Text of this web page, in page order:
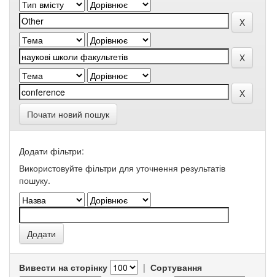
Почати новий пошук
Додати фільтри:
Використовуйте фільтри для уточнення результатів
пошуку.
Вивести на сторінку | Сортування